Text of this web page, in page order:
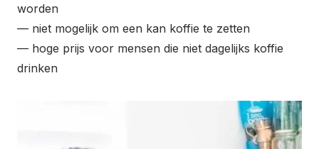
worden
— niet mogelijk om een kan koffie te zetten
— hoge prijs voor mensen die niet dagelijks koffie
drinken